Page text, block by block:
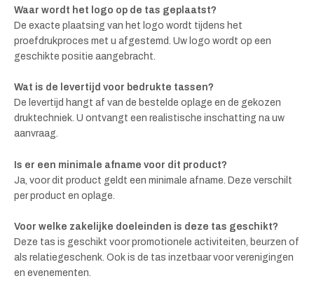
Waar wordt het logo op de tas geplaatst?
De exacte plaatsing van het logo wordt tijdens het
proefdrukproces met u afgestemd. Uw logo wordt op een
geschikte positie aangebracht.
Wat is de levertijd voor bedrukte tassen?
De levertijd hangt af van de bestelde oplage en de gekozen
druktechniek. U ontvangt een realistische inschatting na uw
aanvraag.
Is er een minimale afname voor dit product?
Ja, voor dit product geldt een minimale afname. Deze verschilt
per product en oplage.
Voor welke zakelijke doeleinden is deze tas geschikt?
Deze tas is geschikt voor promotionele activiteiten, beurzen of
als relatiegeschenk. Ook is de tas inzetbaar voor verenigingen
en evenementen.